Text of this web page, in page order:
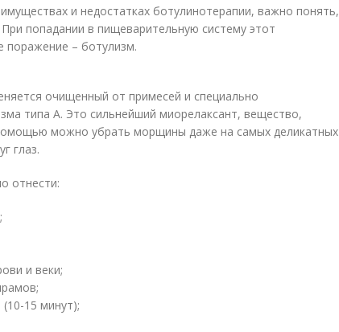
и недостатках ботулинотерапии, важно понять,
попадании в пищеварительную систему этот
поражение – ботулизм.
очищенный от примесей и специально
типа А. Это сильнейший миорелаксант, вещество,
можно убрать морщины даже на самых деликатных
глаз.
отнести:
и веки;
15 минут);